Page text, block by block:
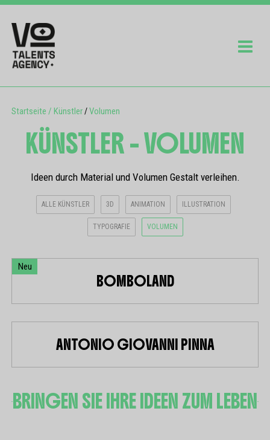
Startseite / Künstler/Volumen
KÜNSTLER - VOLUMEN
Ideen durch Material und Volumen Gestalt verleihen.
ALLE KÜNSTLER 3D ANIMATION ILLUSTRATION
TYPOGRAFIE VOLUMEN
Neu
BOMBOLAND
ANTONIO GIOVANNI PINNA
BRINGEN SIE IHRE IDEEN ZUM LEBEN